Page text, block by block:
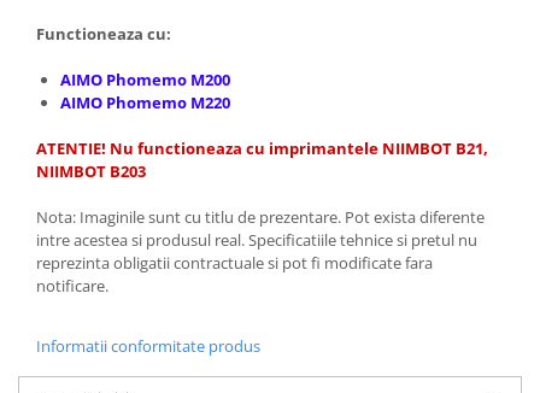
Functioneaza cu:
AIMO Phomemo M200
AIMO Phomemo M220
ATENTIE! Nu functioneaza cu imprimantele NIIMBOT B21,
NIIMBOT B203
Nota: Imaginile sunt cu titlu de prezentare. Pot exista diferente
intre acestea si produsul real. Specificatiile tehnice si pretul nu
reprezinta obligatii contractuale si pot fi modificate fara
notificare.
Informatii conformitate produs